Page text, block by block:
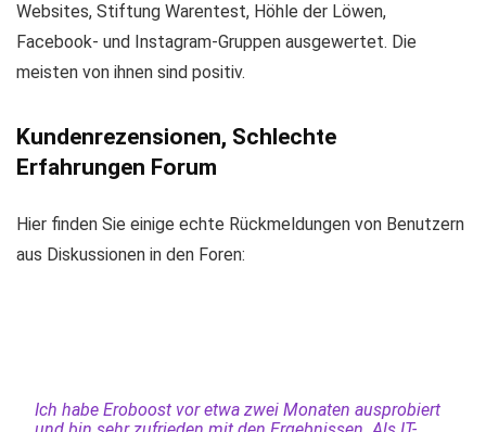
Websites, Stiftung Warentest, Höhle der Löwen,
Facebook- und Instagram-Gruppen ausgewertet. Die
meisten von ihnen sind positiv.
Kundenrezensionen, Schlechte
Erfahrungen Forum
Hier finden Sie einige echte Rückmeldungen von Benutzern
aus Diskussionen in den Foren:
Ich habe Eroboost vor etwa zwei Monaten ausprobiert